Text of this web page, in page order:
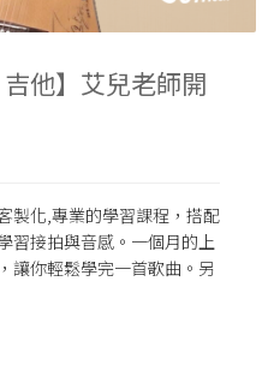
他】艾兒老師開
製化,專業的學習課程，搭配
習接拍與音感。一個月的上
讓你輕鬆學完一首歌曲。另